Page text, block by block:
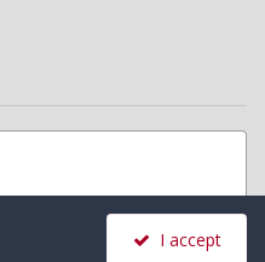
Alle Aktivitäten
I accept